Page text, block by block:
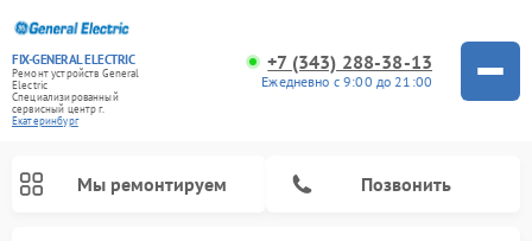
FIX-GENERAL ELECTRIC
Ремонт устройств General
Electric
Специализированный
cервисный центр г.
Екатеринбург
+7 (343) 288-38-13
Ежедневно с 9:00 до 21:00
Мы ремонтируем Позвонить